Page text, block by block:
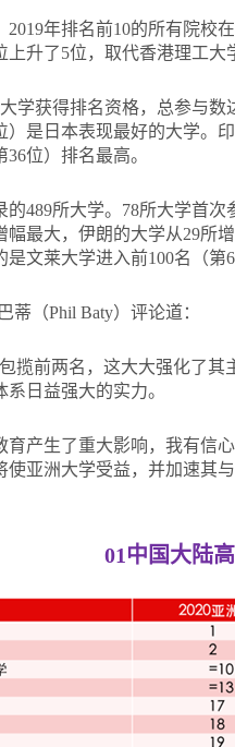
年排名前10的所有院校
上升了5位，取代香港理工大
学获得排名资格，总参与
）是日本表现最好的大学。
位）排名最高。
489所大学。78所大学首
最大，伊朗的大学从29所
文莱大学进入前100名（第
蒂（Phil Baty）评论道：
揽前两名，这大大强化了
日益强大的实力。
产生了重大影响，我有信
亚洲大学受益，并加速其
01 中国大陆